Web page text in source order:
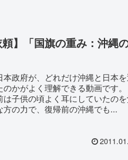
】「国旗の重み：沖縄
政府が、どれだけ沖縄と日本
かがよく理解できる動画です。
は子供の頃よく耳にしていたの
の力で、復帰前の沖縄でも...